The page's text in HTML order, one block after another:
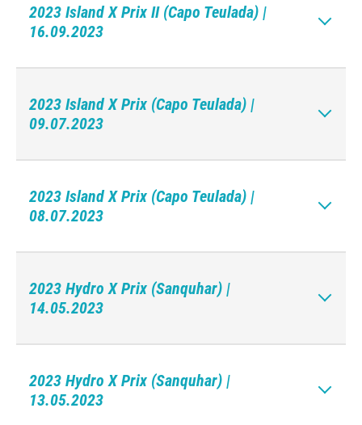
2023 Island X Prix II (Capo Teulada) |
16.09.2023
2023 Island X Prix (Capo Teulada) |
09.07.2023
2023 Island X Prix (Capo Teulada) |
08.07.2023
2023 Hydro X Prix (Sanquhar) |
14.05.2023
2023 Hydro X Prix (Sanquhar) |
13.05.2023